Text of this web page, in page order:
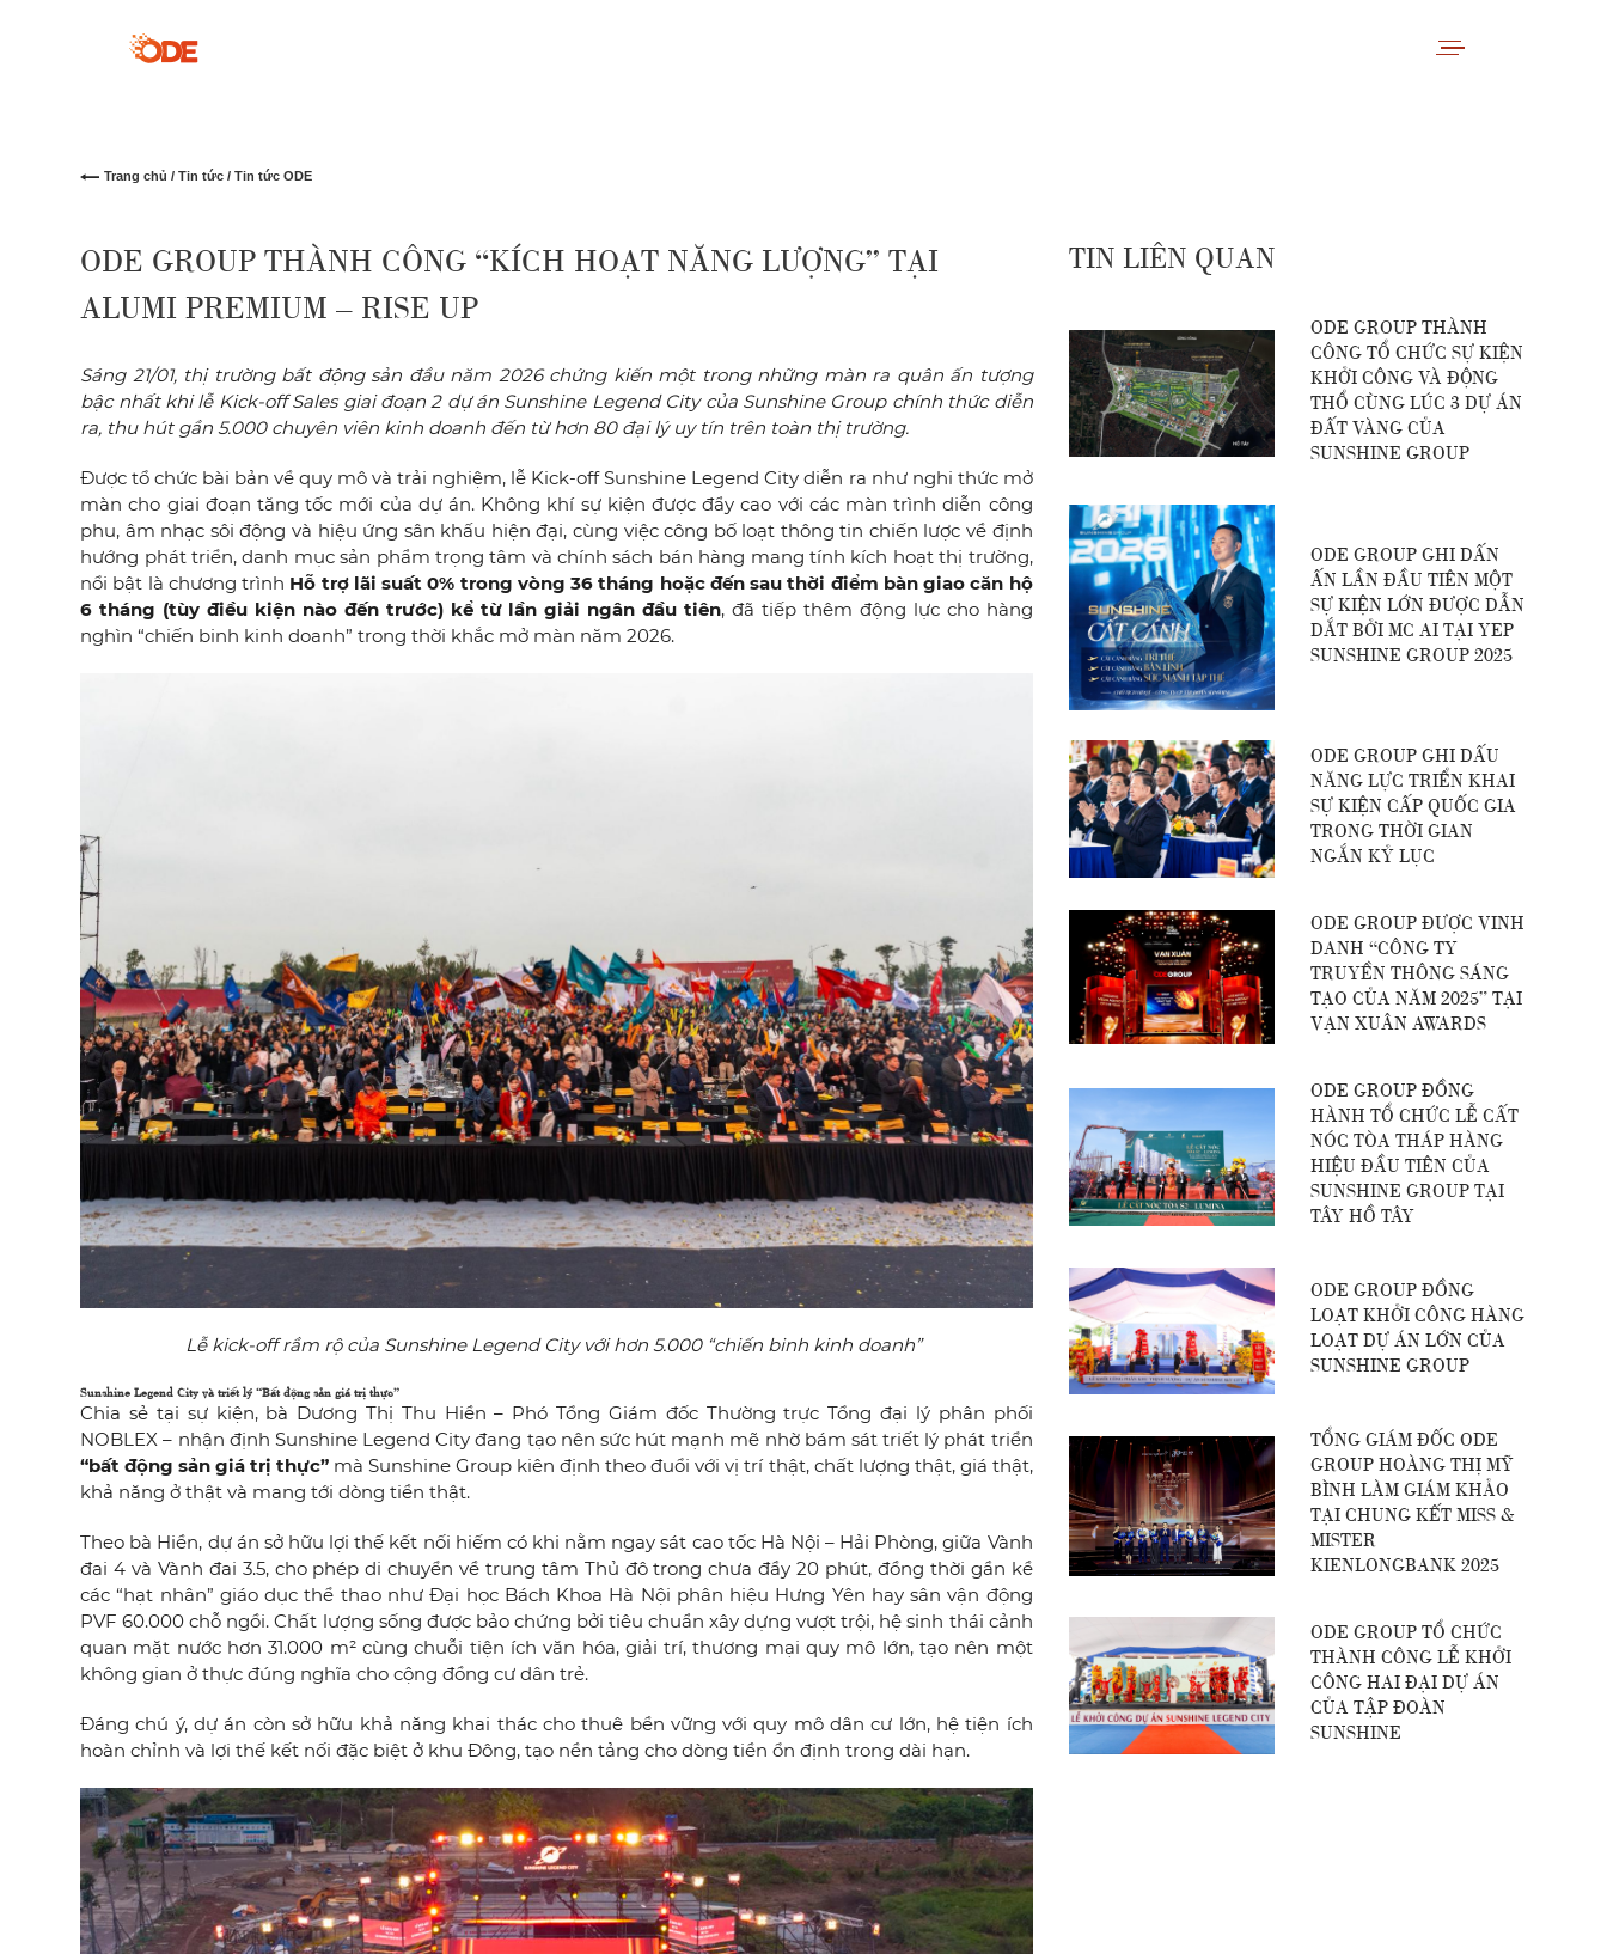
Trang chủ /Tin tức / Tin tức ODE
ODE GROUP THÀNH CÔNG “KÍCH HOẠT NĂNG LƯỢNG” TẠI
ALUMI PREMIUM – RISE UP
Sáng 21/01, thị trường bất động sản đầu năm 2026 chứng kiến một trong những màn ra quân ấn tượng
bậc nhất khi lễ Kick-off Sales giai đoạn 2 dự án Sunshine Legend City của Sunshine Group chính thức diễn
ra, thu hút gần 5.000 chuyên viên kinh doanh đến từ hơn 80 đại lý uy tín trên toàn thị trường.
Được tổ chức bài bản về quy mô và trải nghiệm, lễ Kick-off Sunshine Legend City diễn ra như nghi thức mở
màn cho giai đoạn tăng tốc mới của dự án. Không khí sự kiện được đẩy cao với các màn trình diễn công
phu, âm nhạc sôi động và hiệu ứng sân khấu hiện đại, cùng việc công bố loạt thông tin chiến lược về định
hướng phát triển, danh mục sản phẩm trọng tâm và chính sách bán hàng mang tính kích hoạt thị trường,
nổi bật là chương trình Hỗ trợ lãi suất 0% trong vòng 36 tháng hoặc đến sau thời điểm bàn giao căn hộ
6 tháng (tùy điều kiện nào đến trước) kể từ lần giải ngân đầu tiên, đã tiếp thêm động lực cho hàng
nghìn “chiến binh kinh doanh” trong thời khắc mở màn năm 2026.
Lễ kick-off rầm rộ của Sunshine Legend City với hơn 5.000 “chiến binh kinh doanh”
Sunshine Legend City và triết lý “Bất động sản giá trị thực”
Chia sẻ tại sự kiện, bà Dương Thị Thu Hiền – Phó Tổng Giám đốc Thường trực Tổng đại lý phân phối
NOBLEX – nhận định Sunshine Legend City đang tạo nên sức hút mạnh mẽ nhờ bám sát triết lý phát triển
“bất động sản giá trị thực” mà Sunshine Group kiên định theo đuổi với vị trí thật, chất lượng thật, giá thật,
khả năng ở thật và mang tới dòng tiền thật.
Theo bà Hiền, dự án sở hữu lợi thế kết nối hiếm có khi nằm ngay sát cao tốc Hà Nội – Hải Phòng, giữa Vành
đai 4 và Vành đai 3.5, cho phép di chuyển về trung tâm Thủ đô trong chưa đầy 20 phút, đồng thời gần kề
các “hạt nhân” giáo dục thể thao như Đại học Bách Khoa Hà Nội phân hiệu Hưng Yên hay sân vận động
PVF 60.000 chỗ ngồi. Chất lượng sống được bảo chứng bởi tiêu chuẩn xây dựng vượt trội, hệ sinh thái cảnh
quan mặt nước hơn 31.000 m² cùng chuỗi tiện ích văn hóa, giải trí, thương mại quy mô lớn, tạo nên một
không gian ở thực đúng nghĩa cho cộng đồng cư dân trẻ.
Đáng chú ý, dự án còn sở hữu khả năng khai thác cho thuê bền vững với quy mô dân cư lớn, hệ tiện ích
hoàn chỉnh và lợi thế kết nối đặc biệt ở khu Đông, tạo nền tảng cho dòng tiền ổn định trong dài hạn.
TIN LIÊN QUAN
ODE GROUP THÀNH
CÔNG TỔ CHỨC SỰ KIỆN
KHỞI CÔNG VÀ ĐỘNG
THỔ CÙNG LÚC 3 DỰ ÁN
ĐẤT VÀNG CỦA
SUNSHINE GROUP
ODE GROUP GHI DẤN
ẤN LẦN ĐẦU TIÊN MỘT
SỰ KIỆN LỚN ĐƯỢC DẪN
DẮT BỞI MC AI TẠI YEP
SUNSHINE GROUP 2025
ODE GROUP GHI DẤU
NĂNG LỰC TRIỂN KHAI
SỰ KIỆN CẤP QUỐC GIA
TRONG THỜI GIAN
NGẮN KỶ LỤC
ODE GROUP ĐƯỢC VINH
DANH “CÔNG TY
TRUYỀN THÔNG SÁNG
TẠO CỦA NĂM 2025” TẠI
VẠN XUÂN AWARDS
ODE GROUP ĐỒNG
HÀNH TỔ CHỨC LỄ CẤT
NÓC TÒA THÁP HÀNG
HIỆU ĐẦU TIÊN CỦA
SUNSHINE GROUP TẠI
TÂY HỒ TÂY
ODE GROUP ĐỒNG
LOẠT KHỞI CÔNG HÀNG
LOẠT DỰ ÁN LỚN CỦA
SUNSHINE GROUP
TỔNG GIÁM ĐỐC ODE
GROUP HOÀNG THỊ MỸ
BÌNH LÀM GIÁM KHẢO
TẠI CHUNG KẾT MISS &
MISTER
KIENLONGBANK 2025
ODE GROUP TỔ CHỨC
THÀNH CÔNG LỄ KHỞI
CÔNG HAI ĐẠI DỰ ÁN
CỦA TẬP ĐOÀN
SUNSHINE